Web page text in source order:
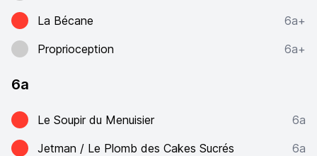
La Bécane
6a+
Proprioception
6a+
6a
Le Soupir du Menuisier
6a
Jetman / Le Plomb des Cakes Sucrés
6a